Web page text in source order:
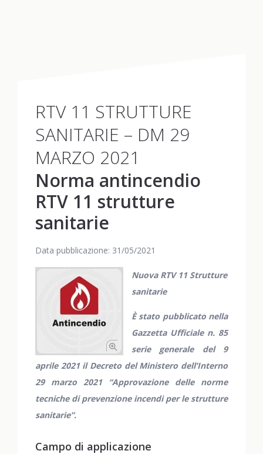
RTV 11 STRUTTURE
SANITARIE – DM 29
MARZO 2021
Norma antincendio
RTV 11 strutture
sanitarie
Data pubblicazione: 31/05/2021
Nuova RTV 11 Strutture
sanitarie
È stato pubblicato nella
Gazzetta Ufficiale n. 85
serie generale del 9
aprile 2021 il Decreto del Ministero dell’Interno
29 marzo 2021 “Approvazione delle norme
tecniche di prevenzione incendi per le strutture
sanitarie”.
Campo di applicazione